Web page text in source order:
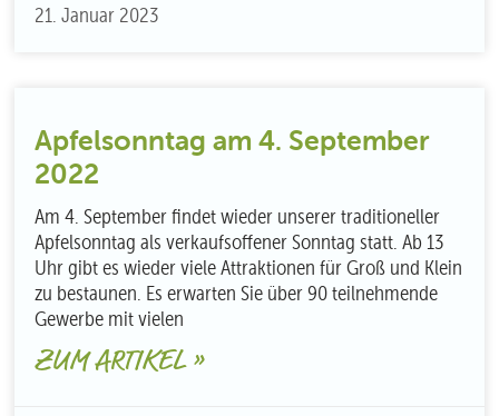
21. Januar 2023
Apfelsonntag am 4. September
2022
Am 4. September findet wieder unserer traditioneller
Apfelsonntag als verkaufsoffener Sonntag statt. Ab 13
Uhr gibt es wieder viele Attraktionen für Groß und Klein
zu bestaunen. Es erwarten Sie über 90 teilnehmende
Gewerbe mit vielen
ZUM ARTIKEL »